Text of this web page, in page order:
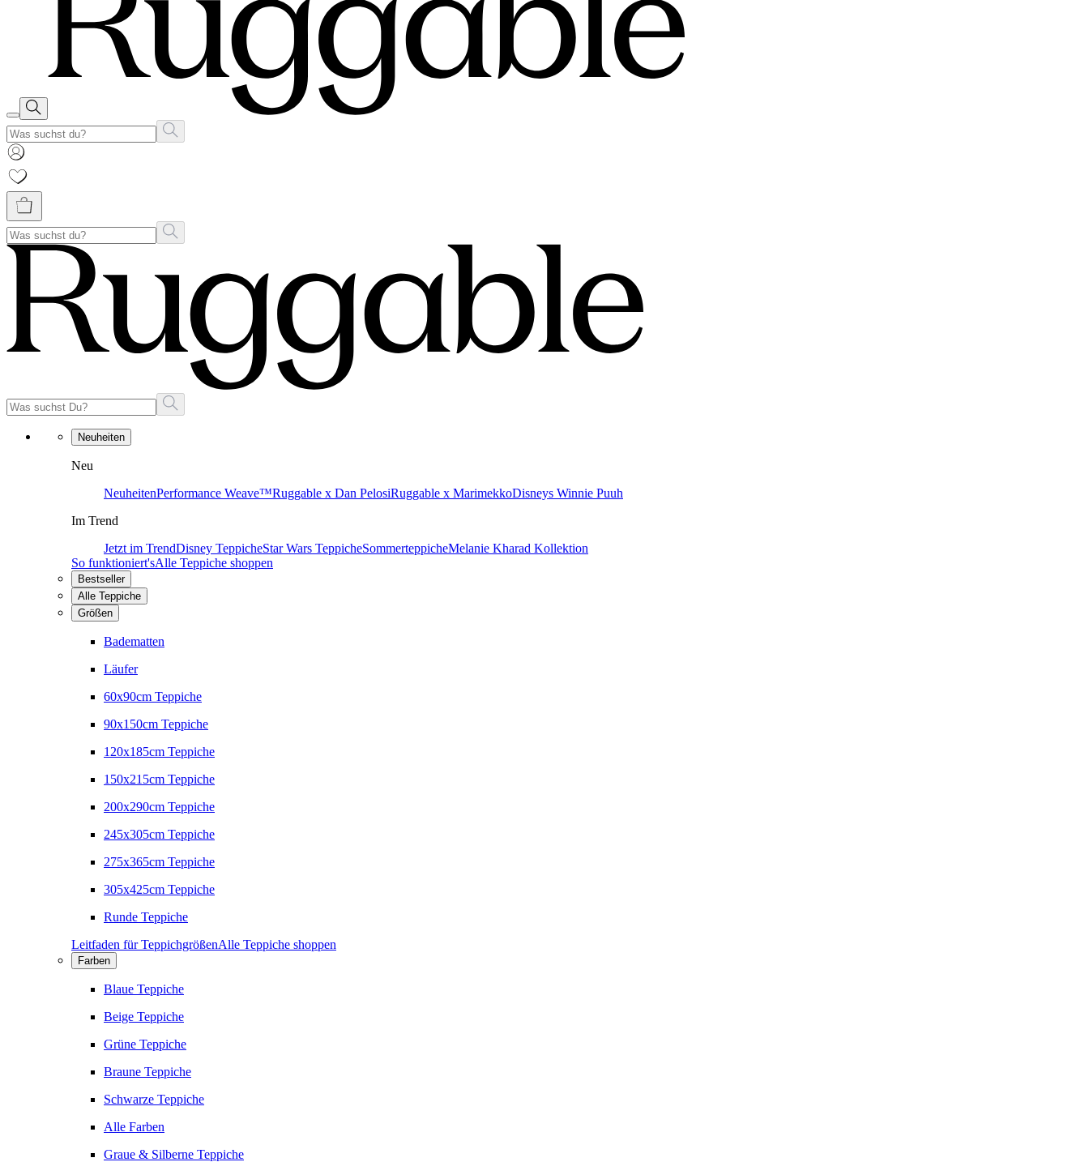
Neuheiten
Neu
NeuheitenPerformance Weave™Ruggable x Dan PelosiRuggable x MarimekkoDisneys Winnie Puuh
Im Trend
Jetzt im TrendDisney TeppicheStar Wars TeppicheSommerteppicheMelanie Kharad Kollektion
So funktioniert'sAlle Teppiche shoppen
Bestseller
Alle Teppiche
Größen
Badematten
Läufer
60x90cm Teppiche
90x150cm Teppiche
120x185cm Teppiche
150x215cm Teppiche
200x290cm Teppiche
245x305cm Teppiche
275x365cm Teppiche
305x425cm Teppiche
Runde Teppiche
Leitfaden für TeppichgrößenAlle Teppiche shoppen
Farben
Blaue Teppiche
Beige Teppiche
Grüne Teppiche
Braune Teppiche
Schwarze Teppiche
Alle Farben
Graue & Silberne Teppiche